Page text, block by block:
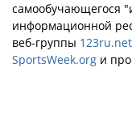
самообучающегося
информационной
веб-группы 123ru.net
SportsWeek.org и